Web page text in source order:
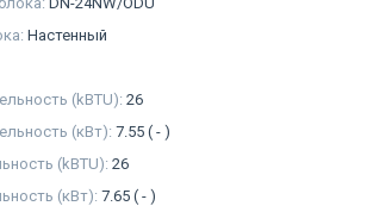
Настенный
(kBTU): 26
(кВт): 7.55 ( - )
(kBTU): 26
(кВт): 7.65 ( - )